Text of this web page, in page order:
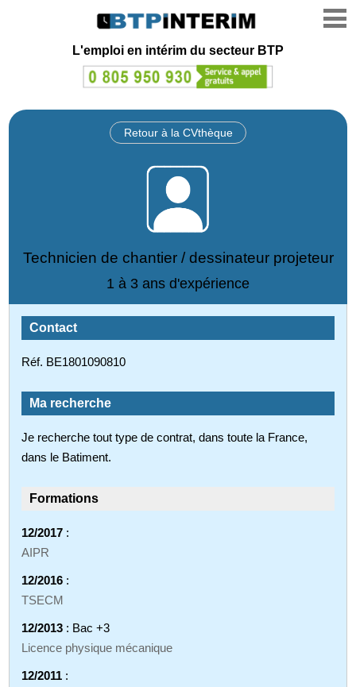
L'emploi en intérim du secteur BTP
Retour à la CVthèque
Technicien de chantier / dessinateur projeteur
1 à 3 ans d'expérience
Contact
Réf. BE1801090810
Ma recherche
Je recherche tout type de contrat, dans toute la France,
dans le Batiment.
Formations
12/2017 :
AIPR
12/2016 :
TSECM
12/2013 : Bac +3
Licence physique mécanique
12/2011 :